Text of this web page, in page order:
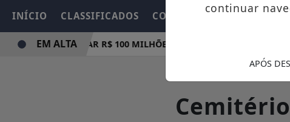
INÍCIO CLASSIFICADOS COLUNAS EMPREGOS
E PODE PAGAR R$ 100 MILHÕES NESTE DOMINGO
EM ALTA
continuar
APÓS